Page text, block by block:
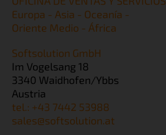
Europa - Asia - Oceanía -
Oriente Medio - África
Softsolution GmbH
Im Vogelsang 18
3340 Waidhofen/Ybbs
Austria
tel.: +43 7442 53988
sales@softsolution.at